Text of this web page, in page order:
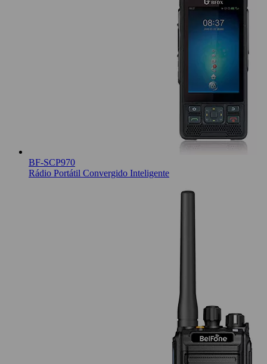
BF-SCP970
Rádio Portátil Convergido Inteligente